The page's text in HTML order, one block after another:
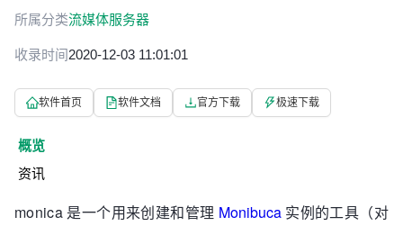
所属分类流媒体服务器
收录时间2020-12-03 11:01:01
软件首页 软件文档 官方下载 极速下载
概览
资讯
monica 是一个用来创建和管理 Monibuca实例的工具（对